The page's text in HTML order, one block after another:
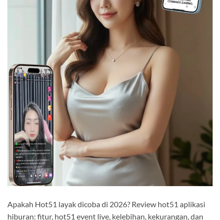
Apakah Hot51 layak dicoba di 2026? Review hot51 aplikasi
hiburan: fitur, hot51 event live, kelebihan, kekurangan, dan